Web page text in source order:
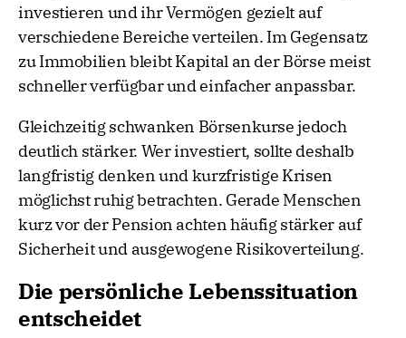
investieren und ihr Vermögen gezielt auf
verschiedene Bereiche verteilen. Im Gegensatz
zu Immobilien bleibt Kapital an der Börse meist
schneller verfügbar und einfacher anpassbar.
Gleichzeitig schwanken Börsenkurse jedoch
deutlich stärker. Wer investiert, sollte deshalb
langfristig denken und kurzfristige Krisen
möglichst ruhig betrachten. Gerade Menschen
kurz vor der Pension achten häufig stärker auf
Sicherheit und ausgewogene Risikoverteilung.
Die persönliche Lebenssituation
entscheidet